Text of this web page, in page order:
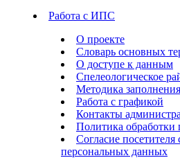
Работа с ИПС
О проекте
Словарь основных
О доступе к данным
Спелеологическое
Методика
Работа с графикой
Контакты
Политика
Согласие посетителя
персональных данных